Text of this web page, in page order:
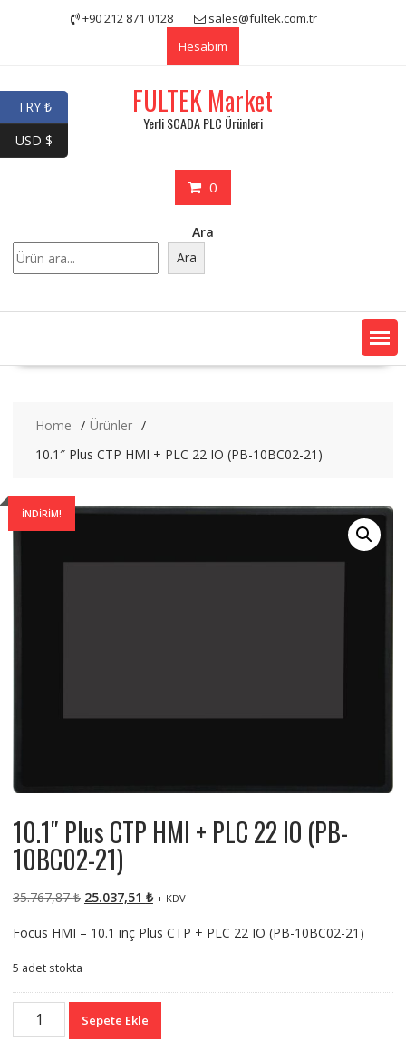
+90 212 871 0128
sales@fultek.com.tr
Hesabım
FULTEK Market
Yerli SCADA PLC Ürünleri
0
Ara
Ara
Home
Ürünler
10.1″ Plus CTP HMI + PLC 22 IO (PB-10BC02-21)
İNDIRIM!
10.1″ Plus CTP HMI + PLC 22 IO (PB-
10BC02-21)
35.767,87₺ Orijinal
35.767,87 ₺.
25.037,51 ₺Şu
fiyat:
+ KDV
Focus HMI – 10.1 inç Plus CTP + PLC 22 IO (PB-10BC02-21)
5 adet stokta
10.1"
Sepete Ekle
TRY ₺
USD $